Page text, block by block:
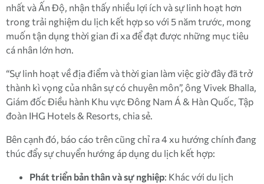
nhất và Ấn Độ, nhận thấy nhiều lợi ích và sự linh hoạt hơn
trong trải nghiệm du lịch kết hợp so với 5 năm trước, mong
muốn tận dụng thời gian đi xa để đạt được những mục tiêu
cá nhân lớn hơn.
“Sự linh hoạt về địa điểm và thời gian làm việc giờ đây đã trở
thành kì vọng của nhân sự có chuyên môn”, ông Vivek Bhalla,
Giám đốc Điều hành Khu vực Đông Nam Á & Hàn Quốc, Tập
đoàn IHG Hotels & Resorts, chia sẻ.
Bên cạnh đó, báo cáo trên cũng chỉ ra 4 xu hướng chính đang
thúc đẩy sự chuyển hướng áp dụng du lịch kết hợp:
Phát triển bản thân và sự nghiệp: Khác với du lịch